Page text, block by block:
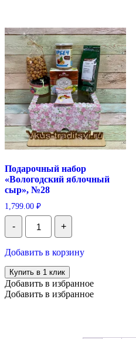
Подарочный набор
«Вологодский яблочный
сыр», №28
1,799.00 ₽
-
Количество
Подарочный
набор
яблочный
сыр",
№28
+
Добавить в корзину
Купить в 1 клик
Добавить в избранное
Добавить в избранное